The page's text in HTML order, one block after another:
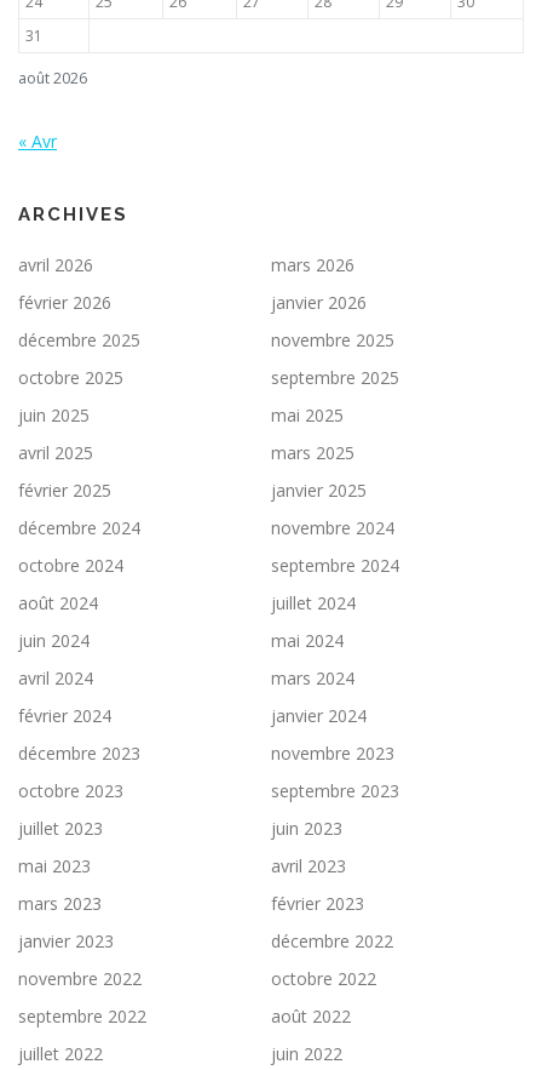
août 2026
31
« Avr
ARCHIVES
avril 2026
mars 2026
février 2026
janvier 2026
décembre 2025
novembre 2025
octobre 2025
septembre 2025
juin 2025
mai 2025
avril 2025
mars 2025
février 2025
janvier 2025
décembre 2024
novembre 2024
octobre 2024
septembre 2024
août 2024
juillet 2024
juin 2024
mai 2024
avril 2024
mars 2024
février 2024
janvier 2024
décembre 2023
novembre 2023
octobre 2023
septembre 2023
juillet 2023
juin 2023
mai 2023
avril 2023
mars 2023
février 2023
janvier 2023
décembre 2022
novembre 2022
octobre 2022
septembre 2022
août 2022
juillet 2022
juin 2022